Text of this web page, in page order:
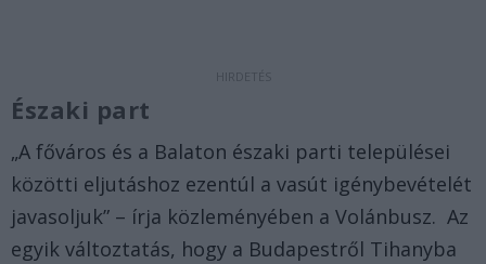
Északi part
„A főváros és a Balaton északi parti települései
közötti eljutáshoz ezentúl a vasút igénybevételét
javasoljuk” – írja közleményében a Volánbusz. Az
egyik változtatás, hogy a Budapestről Tihanyba